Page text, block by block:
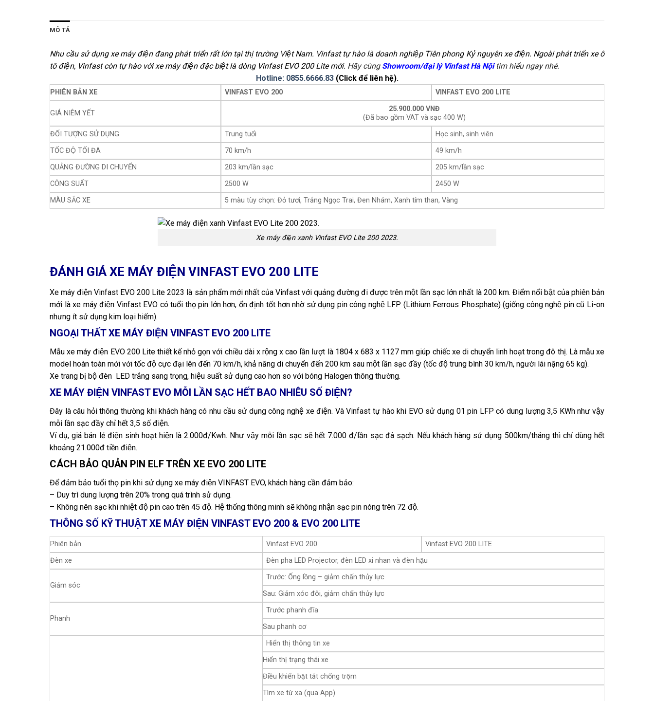
MÔ TẢ
Nhu cầu sử dụng xe máy điện đang phát triển rất lớn tại thị trường Việt Nam. Vinfast tự hào là doanh nghiệp Tiên phong Kỷ nguyên xe điện. Ngoài phát triển xe ô
tô điện, Vinfast còn tự hào với xe máy điện đặc biệt là dòng Vinfast EVO 200 Lite mới. Hãy cùng Showroom/đại lý Vinfast Hà Nộitìm hiểu ngay nhé.
Hotline: 0855.6666.83(Click để liên hệ).
PHIÊN BẢN XE VINFAST EVO 200 VINFAST EVO 200 LITE
GIÁ NIÊM YẾT
25.900.000 VNĐ
(Đã bao gồm VAT và sạc 400 W)
ĐỐI TƯỢNG SỬ DỤNG
Trung tuổi
Học sinh, sinh viên
TỐC ĐỘ TỐI ĐA
70 km/h
49 km/h
QUẢNG ĐƯỜNG DI CHUYỂN
203 km/lần sạc
205 km/lần sạc
CÔNG SUẤT
2500 W
2450 W
MÀU SẮC XE
5 màu tùy chọn: Đỏ tươi, Trắng Ngọc Trai, Đen Nhám, Xanh tím than, Vàng
Xe máy điện xanh Vinfast EVO Lite 200 2023.
ĐÁNH GIÁ XE MÁY ĐIỆN VINFAST EVO 200 LITE
Xe máy điện Vinfast EVO 200 Lite 2023 là sản phẩm mới nhất của Vinfast với quảng đường đi được trên một lần sạc lớn nhất là 200 km. Điểm nổi bật của phiên bản
mới là xe máy điện Vinfast EVO có tuổi thọ pin lớn hơn, ổn định tốt hơn nhờ sử dụng pin công nghệ LFP (Lithium Ferrous Phosphate) (giống công nghệ pin cũ Li-on
nhưng ít sử dụng kim loại hiếm).
NGOẠI THẤT XE MÁY ĐIỆN VINFAST EVO 200 LITE
Mẫu xe máy điện EVO 200 Lite thiết kế nhỏ gọn với chiều dài x rộng x cao lần lượt là 1804 x 683 x 1127 mm giúp chiếc xe di chuyển linh hoạt trong đô thị. Là mẫu xe
model hoàn toàn mới với tốc độ cực đại lên đến 70 km/h, khả năng di chuyển đến 200 km sau một lần sạc đầy (tốc độ trung bình 30 km/h, người lái nặng 65 kg).
Xe trang bị bộ đèn LED trắng sang trọng, hiệu suất sử dụng cao hơn so với bóng Halogen thông thường.
XE MÁY ĐIỆN VINFAST EVO MỖI LẦN SẠC HẾT BAO NHIÊU SỐ ĐIỆN?
Đây là câu hỏi thông thường khi khách hàng có nhu cầu sử dụng công nghệ xe điện. Và Vinfast tự hào khi EVO sử dụng 01 pin LFP có dung lượng 3,5 KWh như vậy
mỗi lần sạc đầy chỉ hết 3,5 số điện.
Ví dụ, giá bán lẻ điện sinh hoạt hiện là 2.000đ/Kwh. Như vậy mỗi lần sạc sẽ hết 7.000 đ/lần sạc đâ sạch. Nếu khách hàng sử dụng 500km/tháng thì chỉ dùng hết
khoảng 21.000đ tiền điện.
CÁCH BẢO QUẢN PIN ELF TRÊN XE EVO 200 LITE
Để đảm bảo tuổi thọ pin khi sử dụng xe máy điện VINFAST EVO, khách hàng cần đảm bảo:
– Duy trì dung lượng trên 20% trong quá trình sử dụng.
– Không nên sạc khi nhiệt độ pin cao trên 45 độ. Hệ thống thông minh sẽ không nhận sạc pin nóng trên 72 độ.
THÔNG SỐ KỸ THUẬT XE MÁY ĐIỆN VINFAST EVO 200 & EVO 200 LITE
Phiên bản Vinfast EVO 200
Vinfast EVO 200 LITE
Đèn xe
Đèn pha LED Projector, đèn LED xi nhan và đèn hậu
Giảm sóc
Trước: Ống lồng – giảm chấn thủy lực
Sau: Giảm xóc đôi, giảm chấn thủy lực
Phanh
Trước phanh đĩa
Sau phanh cơ
Hiển thị thông tin xe
Hiển thị trạng thái xe
Điều khiển bật tắt chống trộm
Tìm xe từ xa (qua App)